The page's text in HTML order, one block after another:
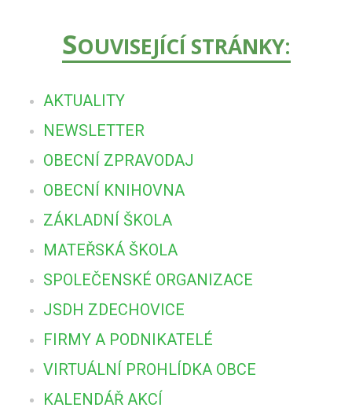
SOUVISEJÍCÍ STRÁNKY:
AKTUALITY
NEWSLETTER
OBECNÍ ZPRAVODAJ
OBECNÍ KNIHOVNA
ZÁKLADNÍ ŠKOLA
MATEŘSKÁ ŠKOLA
SPOLEČENSKÉ ORGANIZACE
JSDH ZDECHOVICE
FIRMY A PODNIKATELÉ
VIRTUÁLNÍ PROHLÍDKA OBCE
KALENDÁŘ AKCÍ